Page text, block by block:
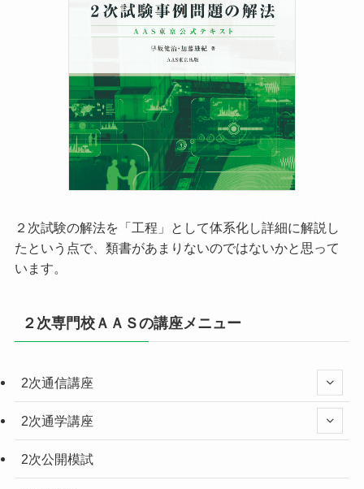
２次試験の解法を「工程」として体系化し詳細に解説し
たという点で、類書があまりないのではないかと思って
います。
２次専門校ＡＡＳの講座メニュー
2次通信講座
2次通学講座
2次公開模試